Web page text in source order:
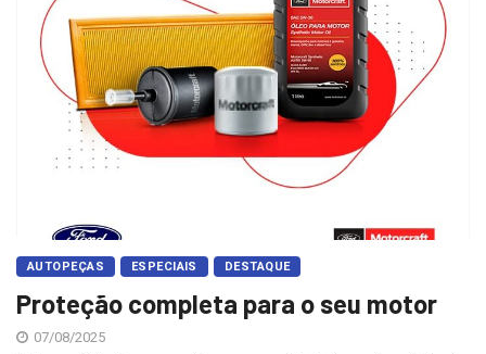
AUTOPEÇAS ESPECIAIS DESTAQUE
Proteção completa para o seu motor
07/08/2025